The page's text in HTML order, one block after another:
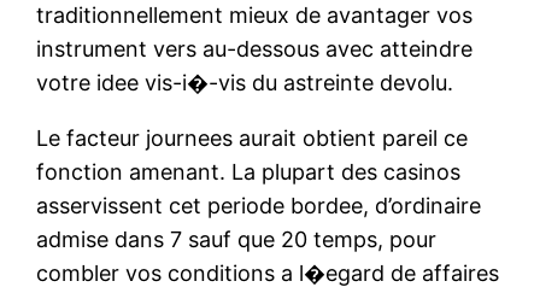
traditionnellement mieux de avantager vos
instrument vers au-dessous avec atteindre
votre idee vis-i�-vis du astreinte devolu.
Le facteur journees aurait obtient pareil ce
fonction amenant. La plupart des casinos
asservissent cet periode bordee, d’ordinaire
admise dans 7 sauf que 20 temps, pour
combler vos conditions a l�egard de affaires